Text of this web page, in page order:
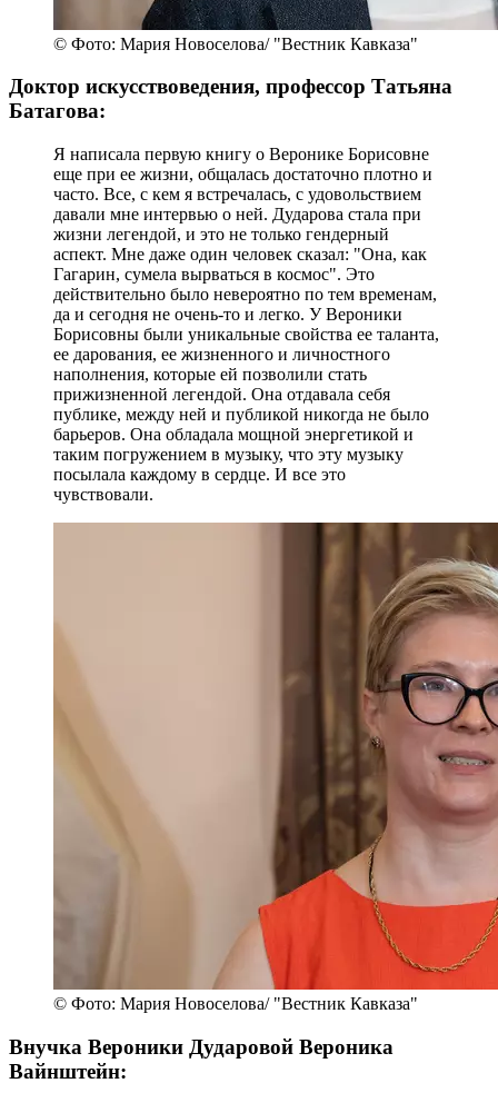
© Фото: Мария Новоселова/ "Вестник Кавказа"
Доктор искусствоведения, профессор Татьяна
Батагова:
Я написала первую книгу о Веронике Борисовне
еще при ее жизни, общалась достаточно плотно и
часто. Все, с кем я встречалась, с удовольствием
давали мне интервью о ней. Дударова стала при
жизни легендой, и это не только гендерный
аспект. Мне даже один человек сказал: "Она, как
Гагарин, сумела вырваться в космос". Это
действительно было невероятно по тем временам,
да и сегодня не очень-то и легко. У Вероники
Борисовны были уникальные свойства ее таланта,
ее дарования, ее жизненного и личностного
наполнения, которые ей позволили стать
прижизненной легендой. Она отдавала себя
публике, между ней и публикой никогда не было
барьеров. Она обладала мощной энергетикой и
таким погружением в музыку, что эту музыку
посылала каждому в сердце. И все это
чувствовали.
© Фото: Мария Новоселова/ "Вестник Кавказа"
Внучка Вероники Дударовой Вероника
Вайнштейн: